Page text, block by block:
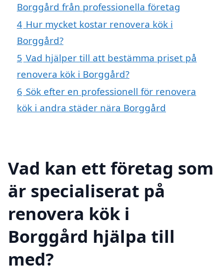
Borggård från professionella företag
4 Hur mycket kostar renovera kök i
Borggård?
5 Vad hjälper till att bestämma priset på
renovera kök i Borggård?
6 Sök efter en professionell för renovera
kök i andra städer nära Borggård
Vad kan ett företag som
är specialiserat på
renovera kök i
Borggård hjälpa till
med?